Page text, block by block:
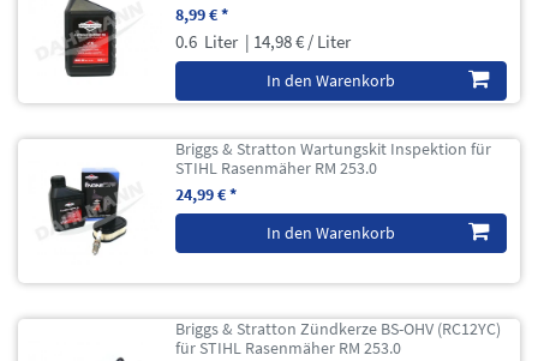
8,99 € *
0.6 Liter | 14,98 € / Liter
In den Warenkorb
Briggs & Stratton Wartungskit Inspektion für
STIHL Rasenmäher RM 253.0
24,99 € *
In den Warenkorb
Briggs & Stratton Zündkerze BS-OHV (RC12YC)
für STIHL Rasenmäher RM 253.0